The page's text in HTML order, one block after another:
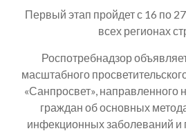
Первый этап пройдет с 16 по
всех регионах
Роспотребнадзор
масштабного
«Санпросвет»,
граждан об основных
инфекционных заболеваний